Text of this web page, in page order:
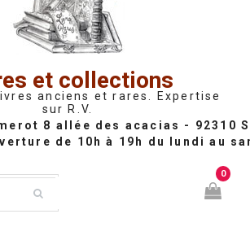
et collections
anciens et rares. Expertise
sur R.V.
0